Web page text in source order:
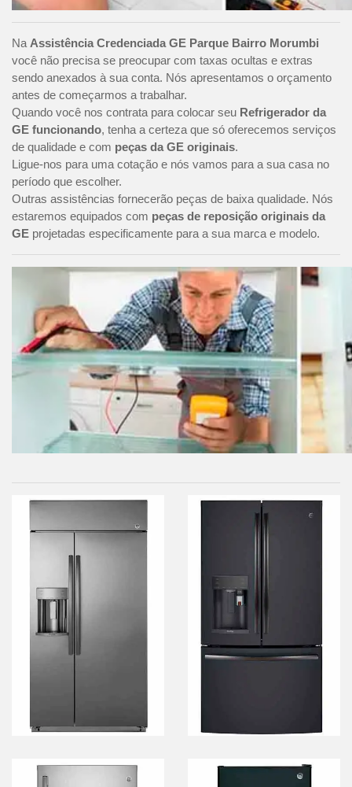
Na Assistência Credenciada GE Parque Bairro Morumbi
você não precisa se preocupar com taxas ocultas e extras
sendo anexados à sua conta. Nós apresentamos o orçamento
antes de começarmos a trabalhar.
Quando você nos contrata para colocar seu Refrigerador da
GE funcionando, tenha a certeza que só oferecemos serviços
de qualidade e com peças da GE originais.
Ligue-nos para uma cotação e nós vamos para a sua casa no
período que escolher.
Outras assistências fornecerão peças de baixa qualidade. Nós
estaremos equipados com peças de reposição originais da
GE projetadas especificamente para a sua marca e modelo.